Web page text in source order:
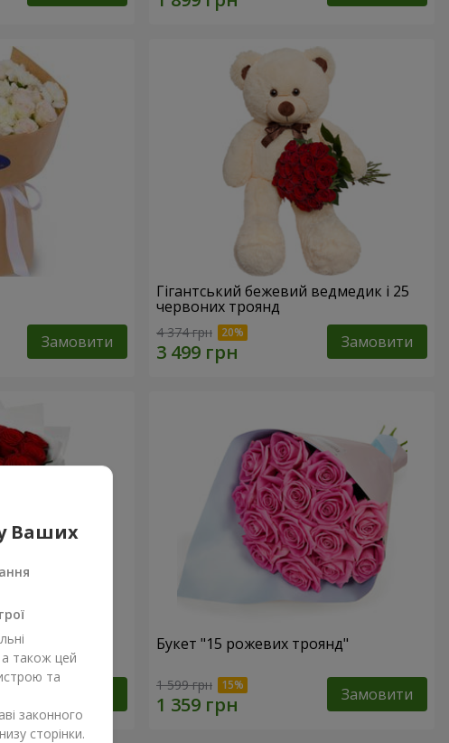
Замовити
Гігантський бежевий ведмедик і 25
червоних троянд
4 374 грн Замовити
троянд Букет "15 рожевих троянд"
1 599 грн Замовити
Ваших
а також цей
та
законного
сторінки.